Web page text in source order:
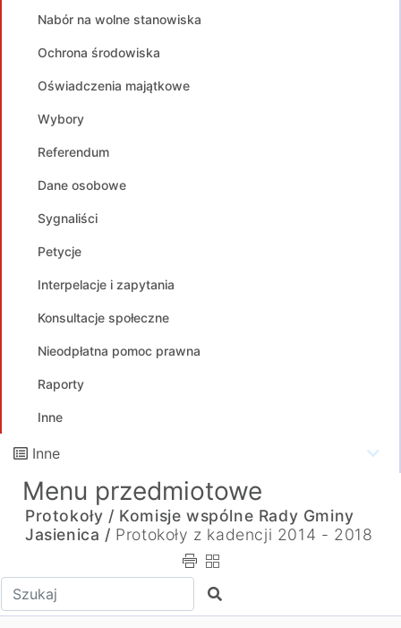
Nabór na wolne stanowiska
Ochrona środowiska
Oświadczenia majątkowe
Wybory
Referendum
Dane osobowe
Sygnaliści
Petycje
Interpelacje i zapytania
Konsultacje społeczne
Nieodpłatna pomoc prawna
Raporty
Inne
Inne
Menu przedmiotowe
Protokoły / Komisje wspólne Rady Gminy
Jasienica / Protokoły z kadencji 2014 - 2018
Wpisz tekst do wyszukania Szukaj